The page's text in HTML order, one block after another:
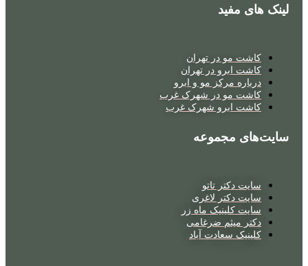
لینک های مفید
کاشت مو در تهران
کاشت ابرو در تهران
درباره مرکز مو و ابرو
کاشت مو در شهرک غرب
کاشت ابرو شهرک غرب
سایت‌های مجموعه
سایت دکتر تاتو
سایت دکتر لاغری
سایت کلینیک ماه زر
دکتر میثم ضرغامی
کلینیک سعادت آباد